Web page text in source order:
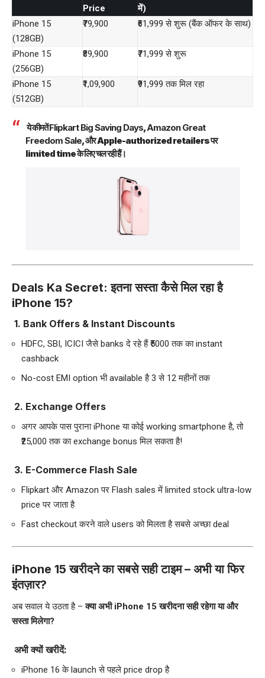
Price
में)
iPhone 15
(128GB)
₹79,900 ₹61,999 से शुरू (बैंक ऑफर के साथ)
iPhone 15
(256GB)
₹89,900 ₹71,999 से शुरू
iPhone 15
(512GB)
₹1,09,900 ₹91,999 तक मिल रहा
ये कीमतेंFlipkart Big Saving Days,Amazon Great
Freedom Sale, और Apple-authorized retailers पर
limited time के लिए चल रही हैं।
Deals Ka Secret: इतना सस्ता कैसे मिल रहा है
iPhone 15?
1. Bank Offers & Instant Discounts
HDFC, SBI, ICICI जैसे banks दे रहे हैं ₹5000 तक का instant
cashback
No-cost EMI option भी available है 3 से 12 महीनों तक
2. Exchange Offers
अगर आपके पास पुराना iPhone या कोई working smartphone है, तो
₹25,000 तक का exchange bonus मिल सकता है!
3. E-Commerce Flash Sale
Flipkart और Amazon पर Flash sales में limited stock ultra-low
price पर जाता है
Fast checkout करने वाले users को मिलता है सबसे अच्छा deal
iPhone 15 खरीदने का सबसे सही टाइम – अभी या फिर
इंतज़ार?
अब सवाल ये उठता है –क्या अभी iPhone 15 खरीदना सही रहेगा या और
सस्ता मिलेगा?
अभी क्यों खरीदें:
iPhone 16 के launch से पहले price drop है